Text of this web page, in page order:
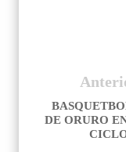
DE ORURO